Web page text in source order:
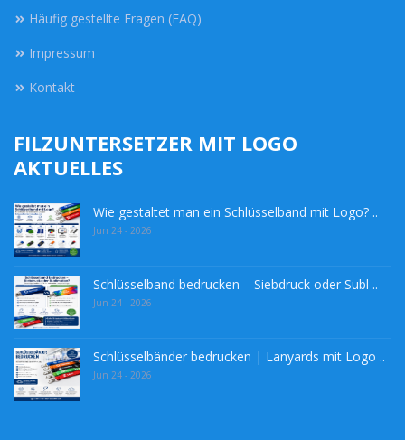
Häufig gestellte Fragen (FAQ)
Impressum
Kontakt
FILZUNTERSETZER MIT LOGO
AKTUELLES
Wie gestaltet man ein Schlüsselband mit Logo? ..
Jun 24 - 2026
Schlüsselband bedrucken – Siebdruck oder Subl ..
Jun 24 - 2026
Schlüsselbänder bedrucken | Lanyards mit Logo ..
Jun 24 - 2026